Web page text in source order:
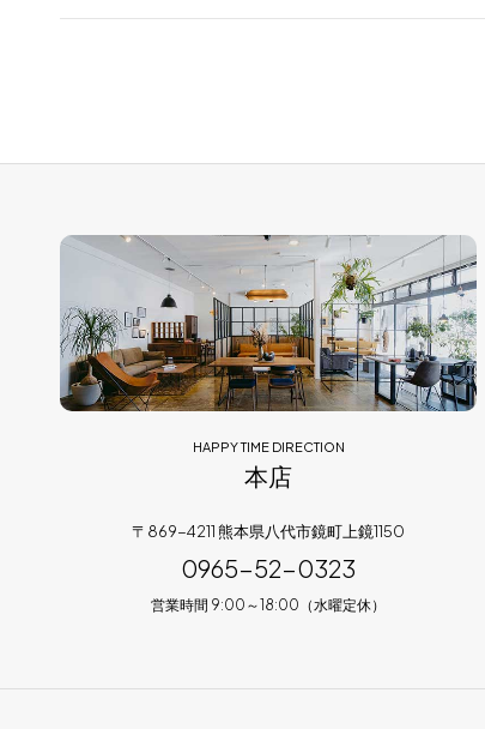
熊本店
096-274-8175
0965-45-9282
HAPPY TIME DIRECTION
本店
〒869-4211 熊本県八代市鏡町上鏡1150
0965-52-0323
営業時間 9:00～18:00（水曜定休）